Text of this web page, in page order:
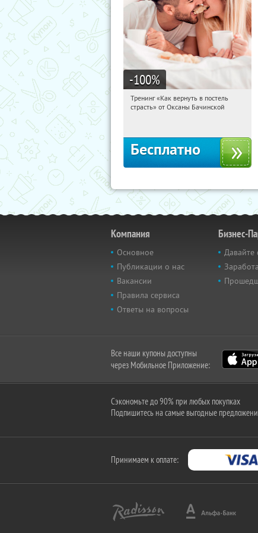
-100%
15:42:44 Получили:
Тренинг «Как вернуть в постель
страсть» от Оксаны Бачинской
Бесплатно
Компания
Основное
Публикации о нас
Вакансии
Правила сервиса
Ответы на вопросы
Бизнес-
Давайте
Все наши купоны доступны
через Мобильное Приложение:
Сэкономьте до 90% при любых покупках
Подпишитесь на самые выгодные
Принимаем к оплате: